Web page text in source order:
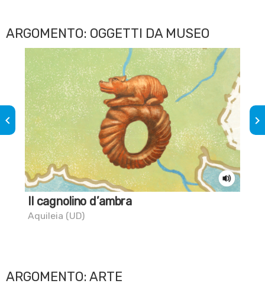
ARGOMENTO: OGGETTI DA MUSEO
Il cagnolino d’ambra
Aquileia (UD)
keyboard_arrow_left keyboard_arrow_right
ARGOMENTO: ARTE